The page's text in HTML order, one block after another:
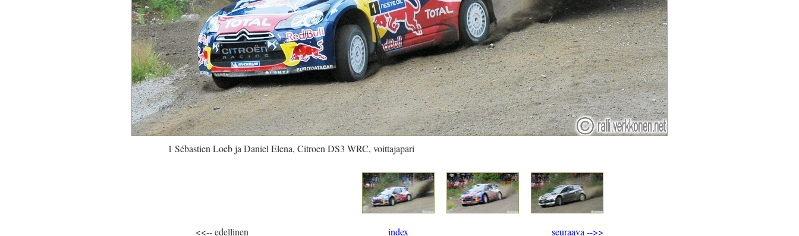
1 Sébastien Loeb ja Daniel Elena, Citroen DS3 WRC, voittajapari
<<-- edellinen index seuraava -->>